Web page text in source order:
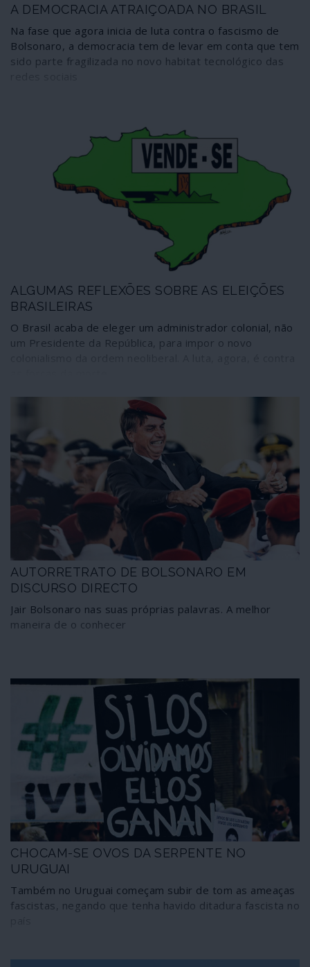
A DEMOCRACIA ATRAIÇOADA NO BRASIL
Na fase que agora inicia de luta contra o fascismo de
Bolsonaro, a democracia tem de levar em conta que tem
sido parte fragilizada no novo habitat tecnológico das
ALGUMAS REFLEXÕES SOBRE AS ELEIÇÕES
BRASILEIRAS
O Brasil acaba de eleger um administrador colonial, não
um Presidente da República, para impor o novo
AUTORRETRATO DE BOLSONARO EM
DISCURSO DIRECTO
Jair Bolsonaro nas suas próprias palavras. A melhor
maneira de o conhecer
CHOCAM-SE OVOS DA SERPENTE NO
URUGUAI
Também no Uruguai começam subir de tom as ameaças
fascistas, negando que tenha havido ditadura fascista no